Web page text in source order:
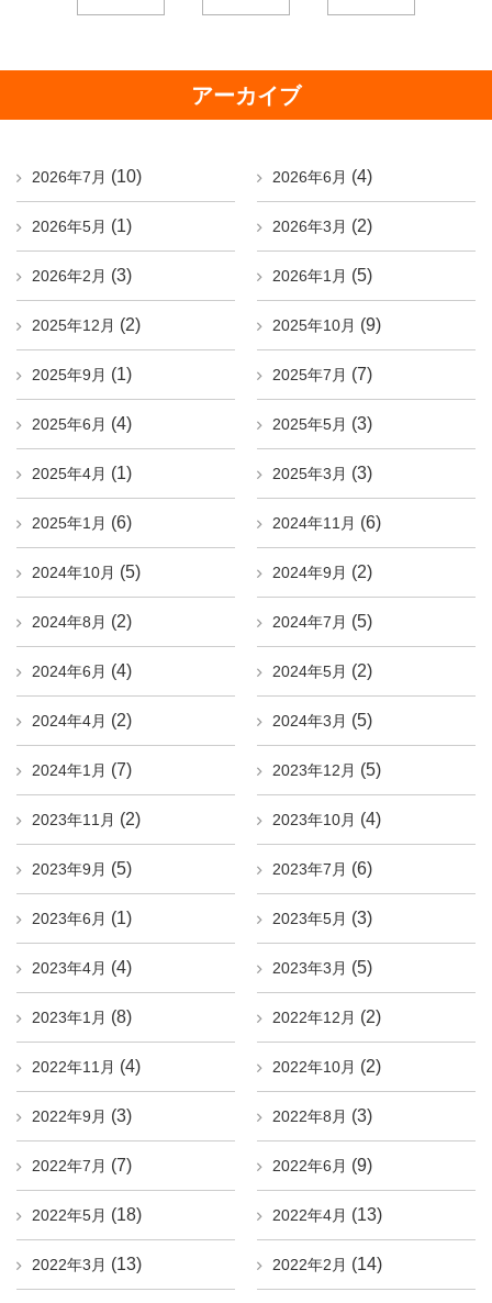
アーカイブ
2026年7月 (10) 2026年6月 (4)
2026年5月 (1) 2026年3月 (2)
2026年2月 (3) 2026年1月 (5)
2025年12月 (2) 2025年10月 (9)
2025年9月 (1) 2025年7月 (7)
2025年6月 (4) 2025年5月 (3)
2025年4月 (1) 2025年3月 (3)
2025年1月 (6) 2024年11月 (6)
2024年10月 (5) 2024年9月 (2)
2024年8月 (2) 2024年7月 (5)
2024年6月 (4) 2024年5月 (2)
2024年4月 (2) 2024年3月 (5)
2024年1月 (7) 2023年12月 (5)
2023年11月 (2) 2023年10月 (4)
2023年9月 (5) 2023年7月 (6)
2023年6月 (1) 2023年5月 (3)
2023年4月 (4) 2023年3月 (5)
2023年1月 (8) 2022年12月 (2)
2022年11月 (4) 2022年10月 (2)
2022年9月 (3) 2022年8月 (3)
2022年7月 (7) 2022年6月 (9)
2022年5月 (18) 2022年4月 (13)
2022年3月 (13) 2022年2月 (14)